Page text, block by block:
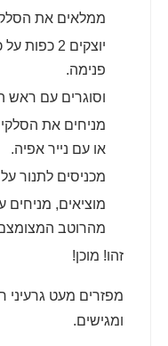
ממלאים את
יוצקים 2
פנימה.
וסוגרים עם ראש
מניחים את
או עם נייר אפיה.
מכניסים לתנור על 180 מעלות ל20 דקות.
מוציאים, מניחים
מהרוטב
זהו! מוכן!
מפזרים מעט גרעיני
ומגישים.